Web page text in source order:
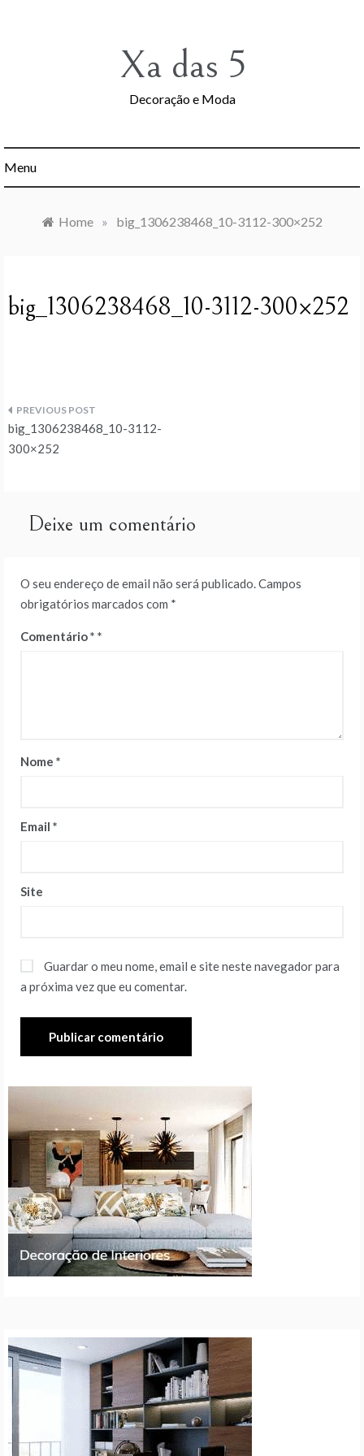
Xa das 5
Decoração e Moda
Menu
Home » big_1306238468_10-3112-300×252
big_1306238468_10-3112-300×252
Navegação
de
big_1306238468_10-3112-
300×252
Deixe um comentário
O seu endereço de email não será publicado.Campos
obrigatórios marcados com *
Comentário*
Nome *
Email *
Site
Guardar o meu nome, email e site neste navegador para
a próxima vez que eu comentar.